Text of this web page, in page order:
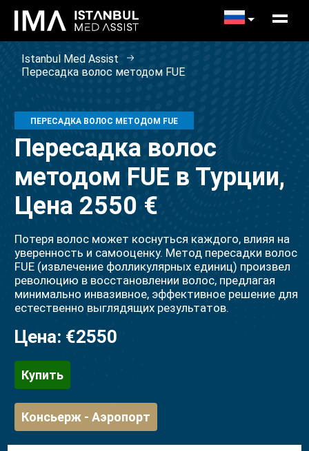
Istanbul Med Assist
Пересадка волос методом FUE
ПЕРЕСАДКА ВОЛОС МЕТОДОМ FUE
Пересадка волос
методом FUE в Турции,
Цена 2550 €
Потеря волос может коснуться каждого, влияя на
уверенность и самооценку. Метод пересадки волос
FUE (извлечение фолликулярных единиц) произвел
революцию в восстановлении волос, предлагая
минимально инвазивное, эффективное решение для
естественно выглядящих результатов.
Цена: €2550
Купить
Консьерж - Аэропорт